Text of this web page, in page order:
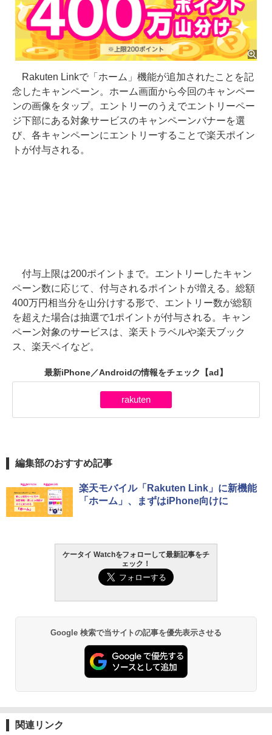
Rakuten Linkで「ホーム」機能が追加されたことを記
念したキャンペーン。ホーム画面から今回のキャンペー
ンの画像をタップ。エントリーのうえでエントリーペー
ジ下部にある対象サービスのキャンペーンバナーを選
び、各キャンペーンにエントリーすることで楽天ポイン
トが付与される。
付与上限は200ポイントまで。エントリーしたキャン
ペーン数に応じて、付与されるポイントが増える。総額
400万円相当分を山分けする形で、エントリー数が総額
を超えた場合は抽選で1ポイントが付与される。キャン
ペーン対象のサービスは、楽天トラベルや楽天ブック
ス、楽天ペイなど。
最新iPhone／Androidの情報をチェック 【ad】
rakuten
編集部のおすすめ記事
楽天モバイル「Rakuten Link」に新機能
「ホーム」、まずはiPhone向けに
ケータイ Watchをフォローして最新記事をチ
ェック！
Google 検索で当サイトの記事を優先表示させる
関連リンク